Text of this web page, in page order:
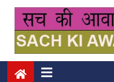
content
सच की आवाज